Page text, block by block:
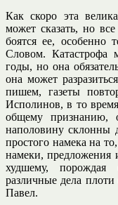
Как скоро эта
может сказать, но
боятся ее, особенно
Словом. Катастрофа
годы, но она
она может
пишем, газеты
Исполинов, в то
общему признанию,
наполовину склонны
простого намека на
намеки, предложения
худшему, порождая
различные дела
Павел.